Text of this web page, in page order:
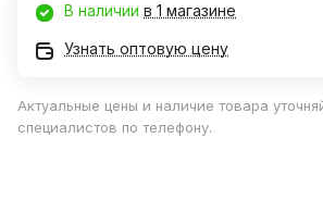
В наличии в 1 магазине
Узнать оптовую цену
Актуальные цены и наличие товара
специалистов по телефону.